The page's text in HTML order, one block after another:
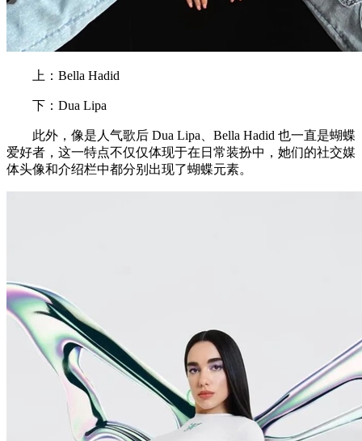
上：Bella Hadid
下：Dua Lipa
此外，像是人气歌后 Dua Lipa、Bella Hadid 也一直是蝴蝶
爱好者，这一特点不仅仅体现于在日常装扮中，她们的社交媒
体头像和介绍栏中都分别出现了蝴蝶元素。